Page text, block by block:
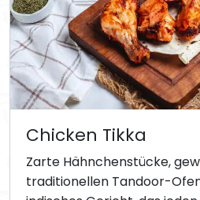
Chicken Tikka
Zarte Hähnchenstücke,
traditionellen Tandoor-